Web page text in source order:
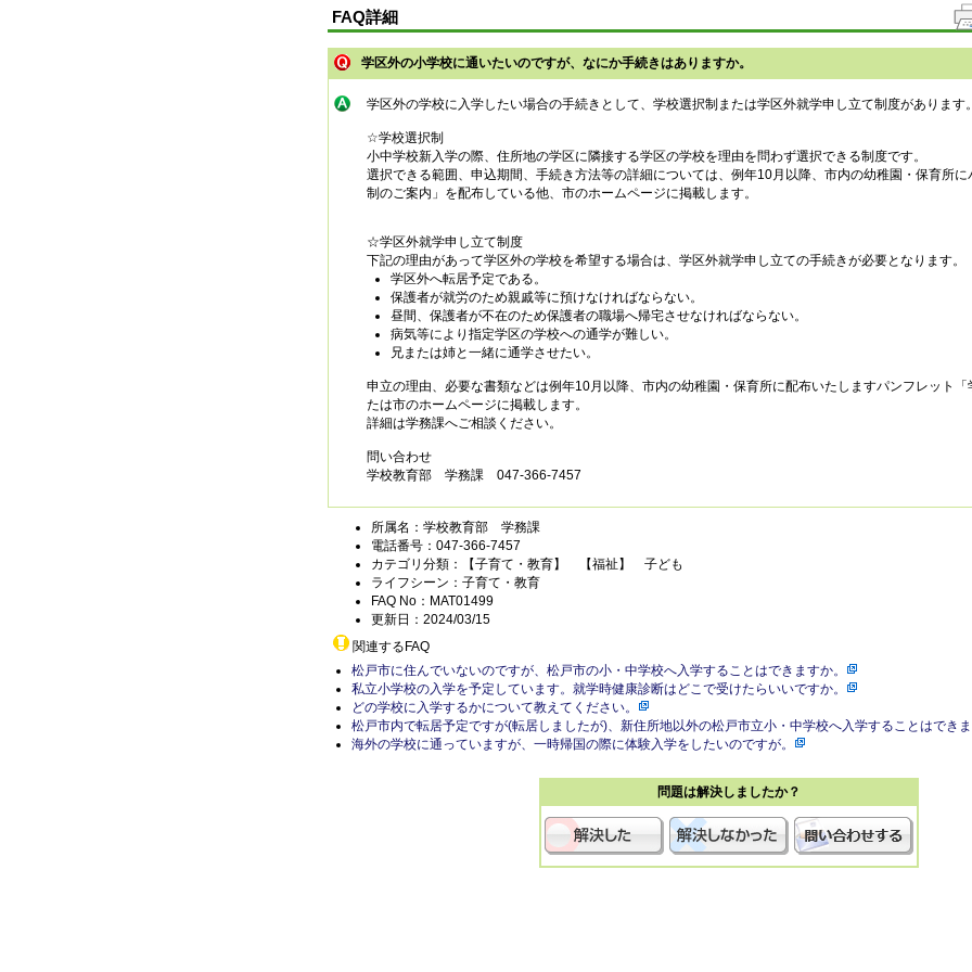
FAQ詳細
学区外の小学校に通いたいのですが、なにか手続きはありますか。
学区外の学校に入学したい場合の手続きとして、学校選択制または学区外就学申し立て制度があります
☆学校選択制
小中学校新入学の際、住所地の学区に隣接する学区の学校を理由を問わず選択できる制度です。
選択できる範囲、申込期間、手続き方法等の詳細については、例年10月以降、市内の幼稚園・保育所
制のご案内」を配布している他、市のホームページに掲載します。
☆学区外就学申し立て制度
下記の理由があって学区外の学校を希望する場合は、学区外就学申し立ての手続きが必要となります。
学区外へ転居予定である。
保護者が就労のため親戚等に預けなければならない。
昼間、保護者が不在のため保護者の職場へ帰宅させなければならない。
病気等により指定学区の学校への通学が難しい。
兄または姉と一緒に通学させたい。
申立の理由、必要な書類などは例年10月以降、市内の幼稚園・保育所に配布いたしますパンフレット
たは市のホームページに掲載します。
詳細は学務課へご相談ください。
問い合わせ
学校教育部 学務課 047-366-7457
所属名：学校教育部 学務課
電話番号：047-366-7457
カテゴリ分類：【子育て・教育】 【福祉】 子ども
ライフシーン：子育て・教育
FAQ No：MAT01499
更新日：2024/03/15
関連するFAQ
松戸市に住んでいないのですが、松戸市の小・中学校へ入学することはできますか。
私立小学校の入学を予定しています。就学時健康診断はどこで受けたらいいですか。
どの学校に入学するかについて教えてください。
松戸市内で転居予定ですが(転居しましたが)、新住所地以外の松戸市立小・中学校へ入学することはでき
海外の学校に通っていますが、一時帰国の際に体験入学をしたいのですが。
問題は解決しましたか？